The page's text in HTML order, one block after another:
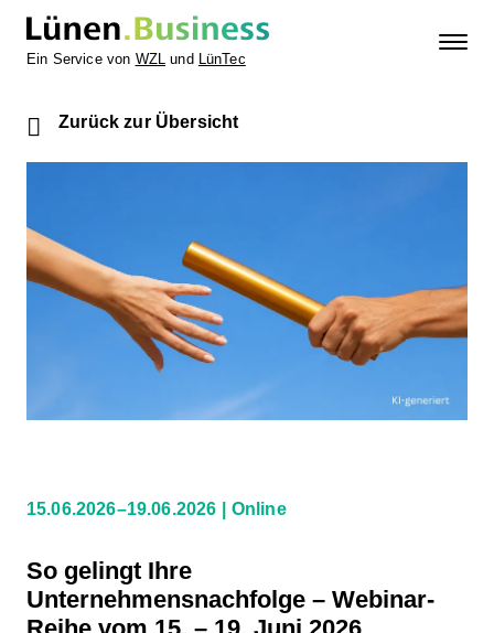
Ein Service von WZL und LünTec
Zurück zur Übersicht
15.06.2026–19.06.2026 Online
So gelingt Ihre
Unternehmensnachfolge – Webinar-